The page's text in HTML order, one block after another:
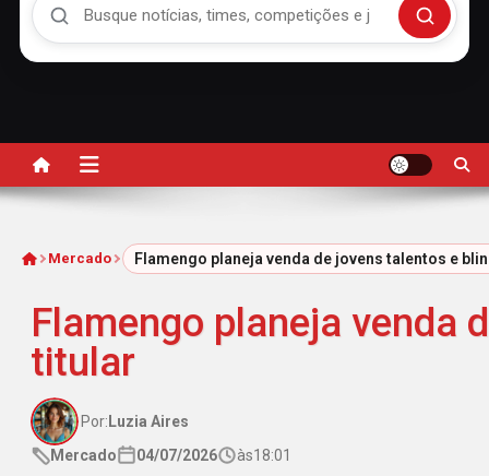
Buscar
InícioMercado Flamengo planeja venda de jovens talentos e
Flamengo planeja venda
titular
Por: Luzia Aires
Mercado
04/07/2026 às18:01